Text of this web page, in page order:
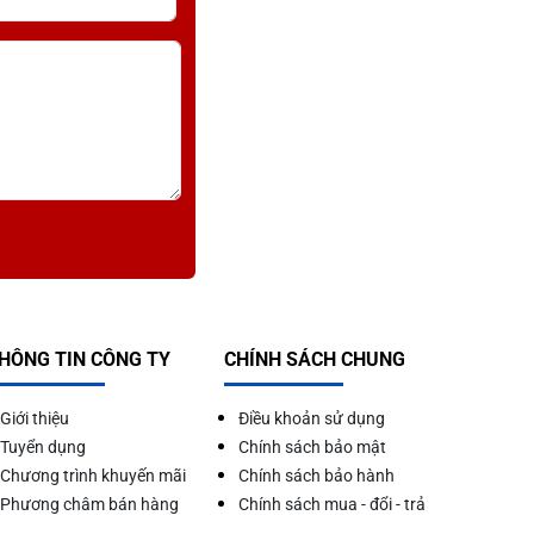
chế biến một cách thuận tiện. Đặc biệt, với
mà không gây ảnh hưởng đến chất lượng thiết
lửa mạnh, giúp rút ngắn thời gian nấu chín
TIN CÔNG TY
Giới thiệu
Tuyển dụng
Chương trình khuyến mãi
Phương châm bán hàng
CHÍNH SÁCH CHUNG
Điều khoản sử dụng
Chính sách bảo mật
Chính sách bảo hành
Chính sách mua - đổi - trả